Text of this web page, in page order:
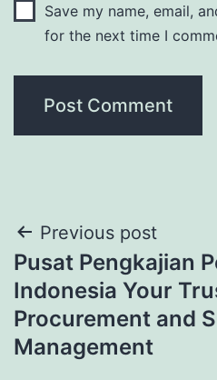
Save my name, email,
for the next time I
Post
navigation
Previous post
Pusat Pengkajian
Indonesia Your
Procurement and
Management